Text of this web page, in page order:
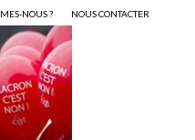
NOUS ? NOUS CONTACTER